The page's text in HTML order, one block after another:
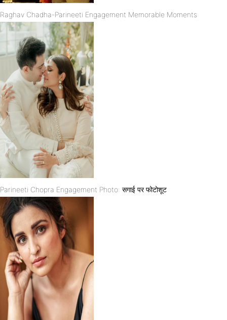
Raghav Chadha-Parineeti Engagement Memorable Moments
Parineeti Chopra Engagement Photo: सगाई पर फोटोशूट